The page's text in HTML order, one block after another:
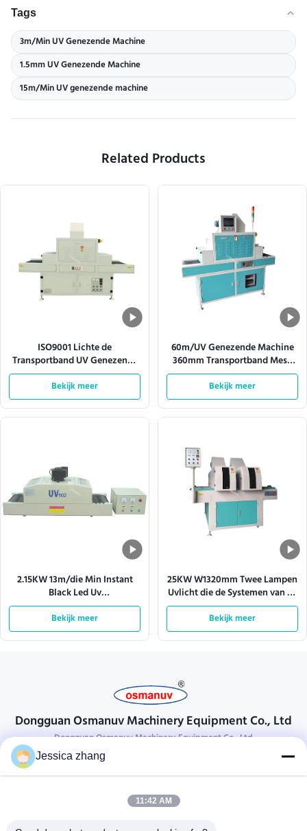
Tags
3m/Min UV Genezende Machine
1.5mm UV Genezende Machine
15m/Min UV genezende machine
Related Products
ISO9001 Lichte de
Transportband UV Genezende
Machine 380V 50HZ van de
hittedissipatie
Bekijk meer
60m/UV Genezende Machine
360mm Transportband Mesh
Width van Min Automatic Led
Bekijk meer
2.15KW 13m/die Min Instant
Black Led Uv
Transportbandsystemen
genezen
Bekijk meer
25KW W1320mm Twee Lampen
Uvlicht die de Systemen van de
Machinetransportband
genezen
Bekijk meer
Dongguan Osmanuv Machinery Equipment Co., Ltd
Dongguan Osmanuv Machinery Equipment Co., Ltd
Neem contact op.
28 tweede industrieel, wei van Liu chong, Wanjiang, DongGuan,
Jessica zhang
11:42 AM